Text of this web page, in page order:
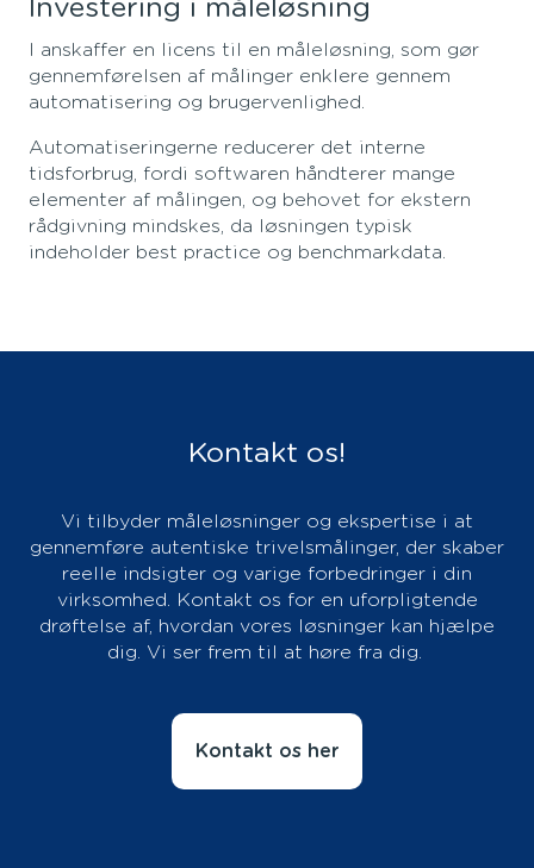
Investering i måleløsning
I anskaffer en licens til en måleløsning, som gør
gennemførelsen af målinger enklere gennem
automatisering og brugervenlighed.
Automatiseringerne reducerer det interne
tidsforbrug, fordi softwaren håndterer mange
elementer af målingen, og behovet for ekstern
rådgivning mindskes, da løsningen typisk
indeholder best practice og benchmarkdata.
Kontakt os!
Vi tilbyder måleløsninger og ekspertise i at
gennemføre autentiske trivelsmålinger, der skaber
reelle indsigter og varige forbedringer i din
virksomhed. Kontakt os for en uforpligtende
drøftelse af, hvordan vores løsninger kan hjælpe
dig. Vi ser frem til at høre fra dig.
Kontakt os her